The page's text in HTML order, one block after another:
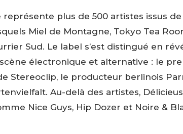
représente plus de 500 artistes issus
Miel de Montagne, Tokyo Tea
Sud. Le label s’est distingué en
électronique et alternative : le
Stereoclip, le producteur berlinois
Au-delà des artistes,
Nice Guys, Hip Dozer et Noire &